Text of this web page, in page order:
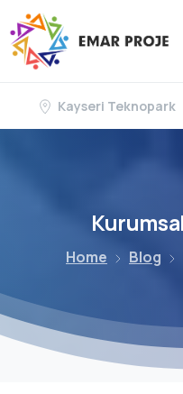
Kayseri Teknopark
Kurumsal
Home Blog